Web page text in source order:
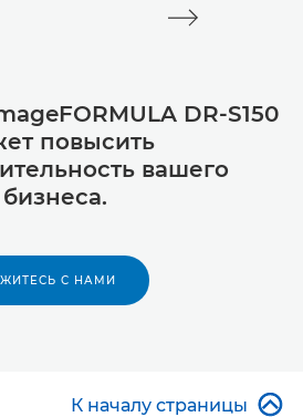
DR-S150
повысить
вашего
бизнеса.
С НАМИ
К началу страницы 